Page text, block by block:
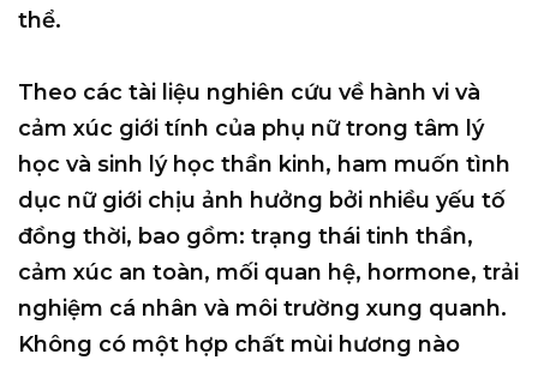
thể.
Theo các tài liệu nghiên cứu về hành vi và
cảm xúc giới tính của phụ nữ trong tâm lý
học và sinh lý học thần kinh, ham muốn tình
dục nữ giới chịu ảnh hưởng bởi nhiều yếu tố
đồng thời, bao gồm: trạng thái tinh thần,
cảm xúc an toàn, mối quan hệ, hormone, trải
nghiệm cá nhân và môi trường xung quanh.
Không có một hợp chất mùi hương nào